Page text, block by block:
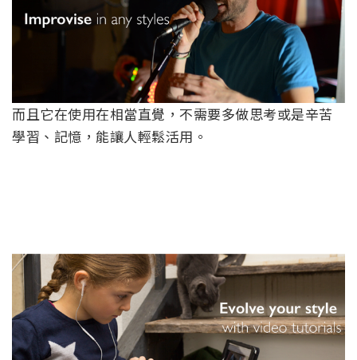
而且它在使用在相當直覺，不需要多做思考或是辛苦
學習、記憶，能讓人輕鬆活用。